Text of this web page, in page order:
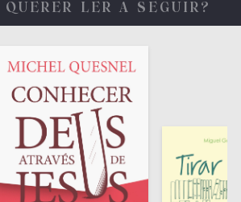
LER A SEGUIR?